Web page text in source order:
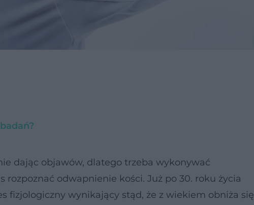
dając objawów, dlatego trzeba wykonywać
rozpoznać odwapnienie kości. Już po 30. roku życia
fizjologiczny wynikający stąd, że z wiekiem obniża się